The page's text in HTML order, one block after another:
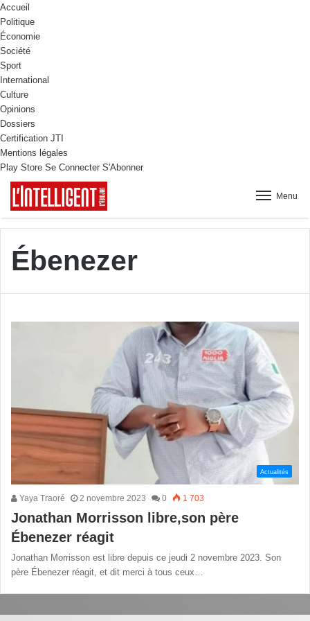
Accueil
Politique
Économie
Société
Sport
International
Culture
Opinions
Dossiers
Certification JTI
Mentions légales
Play Store Se Connecter S'Abonner
Menu
Ébenezer
Actualités
Yaya Traoré 2 novembre 2023 0 1 703
Jonathan Morrisson libre,son père
Ébenezer réagit
Jonathan Morrisson est libre depuis ce jeudi 2 novembre 2023. Son
père Ébenezer réagit, et dit merci à tous ceux…